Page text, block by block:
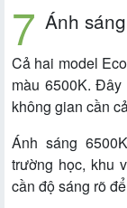
Ánh
Cả hai model
màu 6500K.
không gian cần
Ánh sáng
trường học, khu
cần độ sáng rõ